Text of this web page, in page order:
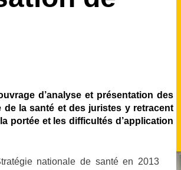
d’analyse et présentation des
de la santé et des juristes y retracent
portée et les difficultés d’application
nationale de santé en 2013